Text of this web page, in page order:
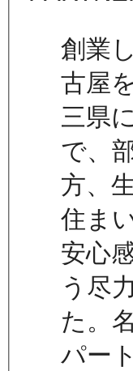
創業
古屋
三県
で、
方、
住ま
安心
う尽
た。
パー